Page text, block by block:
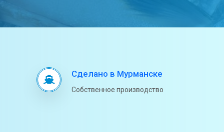
Сделано в Мурманске
Собственное производство